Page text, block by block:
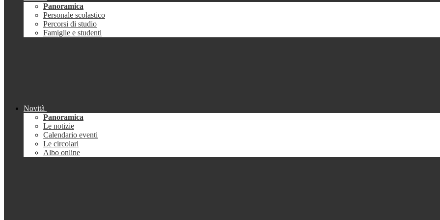
Panoramica
Personale scolastico
Percorsi di studio
Famiglie e studenti
Novità
Panoramica
Le notizie
Calendario eventi
Le circolari
Albo online